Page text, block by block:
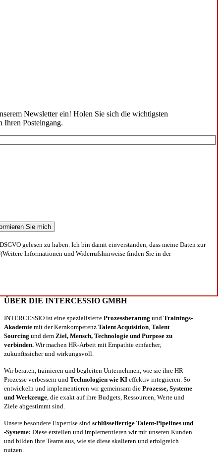
Newsletter ein! Holen Sie sich die wichtigsten
Ihren Posteingang.
gelesen zu haben. Ich bin damit einverstanden, dass meine Daten zur
Informationen und Widerrufshinweise finden Sie in der
ÜBER DIE INTERCESSIO GMBH
INTERCESSIO ist eine spezialisierte Prozessberatung und Trainings-
Akademie mit der Kernkompetenz Talent Acquisition Talent
Sourcing und dem Ziel, Mensch, Technologie und Purpose zu
verbinden. Wir machen HR-Arbeit mit Empathie einfacher,
zukunftssicher und wirkungsvoll.
Wir beraten, trainieren und begleiten Unternehmen, wie sie ihre HR-
Prozesse verbessern und Technologien wie KI effektiv integrieren. So
entwickeln und implementieren wir gemeinsam die Prozesse, Systeme
und Werkzeuge , die exakt auf ihre Budgets, Ressourcen, Werte und
Ziele abgestimmt sind.
Unsere besondere Expertise sind schlüsselfertige Talent-Pipelines und
-Systeme: Diese erstellen und implementieren wir mit unseren Kunden
und bilden ihre Teams aus, wie sie diese skalieren und erfolgreich
nutzen.